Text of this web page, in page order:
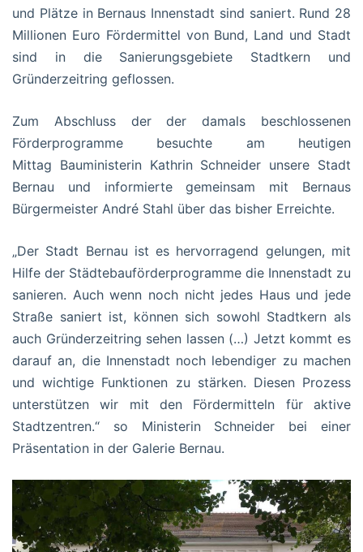
und Plätze in Bernaus Innenstadt sind saniert. Rund 28
Millionen Euro Fördermittel von Bund, Land und Stadt
sind in die Sanierungsgebiete Stadtkern und
Gründerzeitring geflossen.
Zum Abschluss der der damals beschlossenen
Förderprogramme besuchte am heutigen
Mittag Bauministerin Kathrin Schneider unsere Stadt
Bernau und informierte gemeinsam mit Bernaus
Bürgermeister André Stahl über das bisher Erreichte.
„Der Stadt Bernau ist es hervorragend gelungen, mit
Hilfe der Städtebauförderprogramme die Innenstadt zu
sanieren. Auch wenn noch nicht jedes Haus und jede
Straße saniert ist, können sich sowohl Stadtkern als
auch Gründerzeitring sehen lassen (…) Jetzt kommt es
darauf an, die Innenstadt noch lebendiger zu machen
und wichtige Funktionen zu stärken. Diesen Prozess
unterstützen wir mit den Fördermitteln für aktive
Stadtzentren.“ so Ministerin Schneider bei einer
Präsentation in der Galerie Bernau.